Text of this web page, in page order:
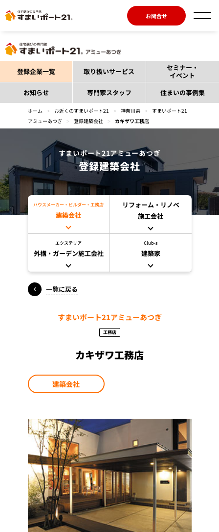
お問合せ
登録企業一覧 取り扱いサービス
セミナー・
イベント
お知らせ
専門家スタッフ 住まいの事例集
ホーム > お近くのすまいポート21 > 神奈川県 >
すまいポート21
アミューあつぎ
> 登録建築会社 > カキザワ工務店
すまいポート21アミューあつぎ
登録建築会社
ハウスメーカー・ビルダー・工務店
建築会社
リフォーム・リノベ
施工会社
エクステリア
外構・ガーデン施工会社
Club-s
建築家
一覧に戻る
すまいポート21アミューあつぎ
工務店
カキザワ工務店
建築会社